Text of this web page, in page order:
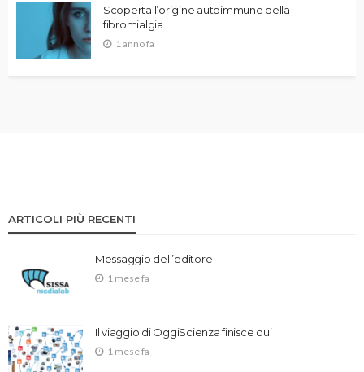
Scoperta l’origine autoimmune della
fibromialgia
1 anno fa
ARTICOLI PIÙ RECENTI
Messaggio dell’editore
1 mese fa
Il viaggio di OggiScienza finisce qui
1 mese fa